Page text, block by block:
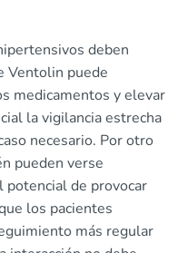
deben
Ventolin puede
medicamentos y elevar
la vigilancia estrecha
necesario. Por otro
pueden verse
de provocar
los pacientes
más regular